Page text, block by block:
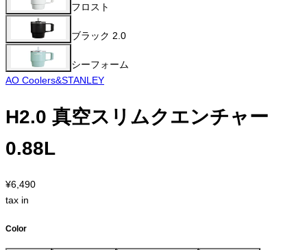
フロスト
ブラック 2.0
シーフォーム
AO Coolers&STANLEY
H2.0 真空スリムクエンチャー
0.88L
¥6,490
tax in
Color